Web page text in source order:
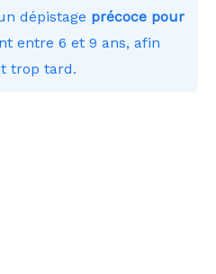
dépistage précoce pour
entre 6 et 9 ans, afin
trop tard.